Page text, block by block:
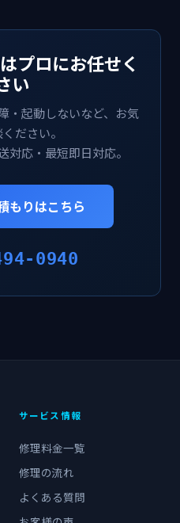
プロにお任せく
い
・起動しないなど、お気
ださい。
対応・最短即日対応。
もりはこちら
0940
サービス情報
修理料金一覧
修理の流れ
よくある質問